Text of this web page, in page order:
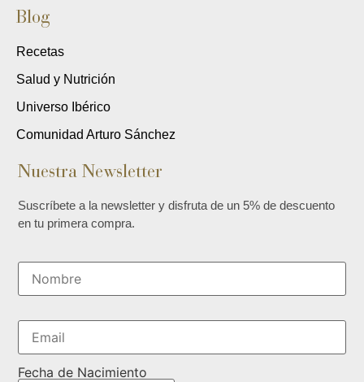
Blog
Recetas
Salud y Nutrición
Universo Ibérico
Comunidad Arturo Sánchez
Nuestra Newsletter
Suscríbete a la newsletter y disfruta de un 5% de descuento
en tu primera compra.
Fecha de Nacimiento